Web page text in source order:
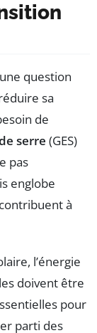
question
sa
de
serre (GES)
pas
englobe
à
l’énergie
doivent être
pour
parti des